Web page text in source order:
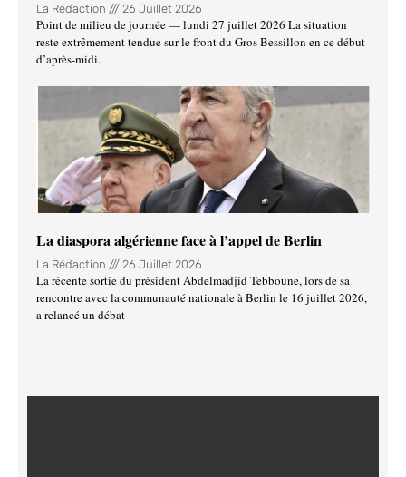
La Rédaction 26 Juillet 2026
Point de milieu de journée — lundi 27 juillet 2026 La situation
reste extrêmement tendue sur le front du Gros Bessillon en ce début
d’après-midi.
La diaspora algérienne face à l’appel de Berlin
La Rédaction 26 Juillet 2026
La récente sortie du président Abdelmadjid Tebboune, lors de sa
rencontre avec la communauté nationale à Berlin le 16 juillet 2026,
a relancé un débat